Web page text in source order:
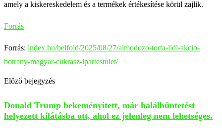
amely a kiskereskedelem és a termékek értékesítése körül zajlik.
Forrás
Forrás: index.hu/belfold/2025/08/27/almodozo-torta-lidl-akcio-
botrany-magyar-cukrasz-ipartestulet/
Előző bejegyzés
Donald Trump bekeményített, már halálbüntetést
helyezett kilátásba ott, ahol ez jelenleg nem lehetséges.